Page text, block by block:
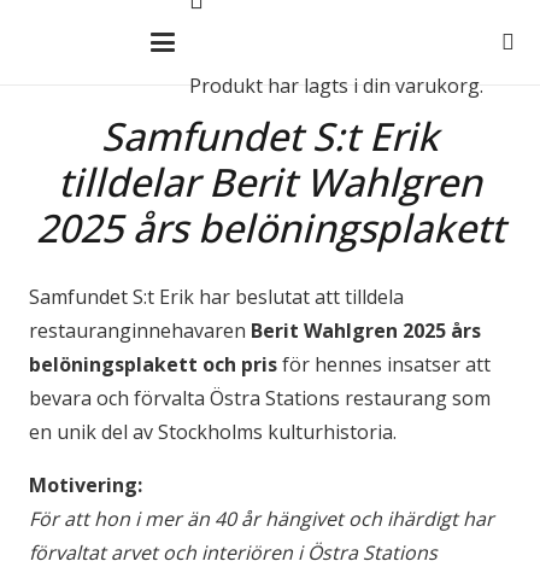
Produkt har lagts i din varukorg.
Samfundet S:t Erik
tilldelar Berit Wahlgren
2025 års belöningsplakett
Samfundet S:t Erik har beslutat att tilldela
restauranginnehavaren Berit Wahlgren 2025 års
belöningsplakett och prisför hennes insatser att
bevara och förvalta Östra Stations restaurang som
en unik del av Stockholms kulturhistoria.
Motivering:
För att hon i mer än 40 år hängivet och ihärdigt har
förvaltat arvet och interiören i Östra Stations